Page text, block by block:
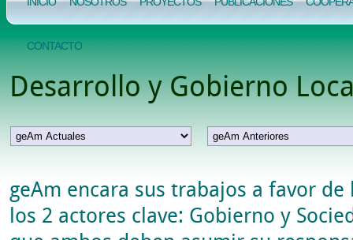
CONTACTO
Desarrollo y Gobierno
geAm encara sus trabajos a favor
los 2 actores clave: Gobierno y